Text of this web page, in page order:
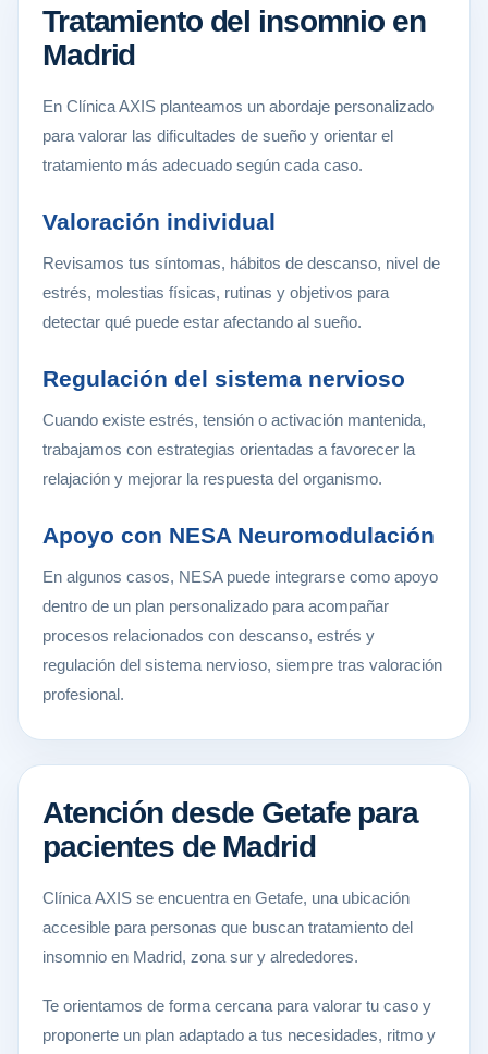
Tratamiento del insomnio en
Madrid
En Clínica AXIS planteamos un abordaje personalizado
para valorar las dificultades de sueño y orientar el
tratamiento más adecuado según cada caso.
Valoración individual
Revisamos tus síntomas, hábitos de descanso, nivel de
estrés, molestias físicas, rutinas y objetivos para
detectar qué puede estar afectando al sueño.
Regulación del sistema nervioso
Cuando existe estrés, tensión o activación mantenida,
trabajamos con estrategias orientadas a favorecer la
relajación y mejorar la respuesta del organismo.
Apoyo con NESA Neuromodulación
En algunos casos, NESA puede integrarse como apoyo
dentro de un plan personalizado para acompañar
procesos relacionados con descanso, estrés y
regulación del sistema nervioso, siempre tras valoración
profesional.
Atención desde Getafe para
pacientes de Madrid
Clínica AXIS se encuentra en Getafe, una ubicación
accesible para personas que buscan tratamiento del
insomnio en Madrid, zona sur y alrededores.
Te orientamos de forma cercana para valorar tu caso y
proponerte un plan adaptado a tus necesidades, ritmo y